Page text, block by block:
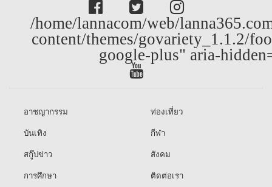
/home/lannacom/web/
content/themes/govariety_1.1.2/
google-plus" aria-
อาชญากรรม
ท่องเที่ยว
บันเทิง
กีฬา
สกู๊ปข่าว
สังคม
การศึกษา
ติดต่อเรา